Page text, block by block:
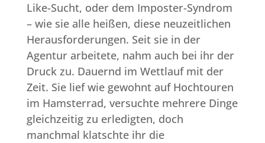
Like-Sucht, oder dem Imposter-Syndrom
– wie sie alle heißen, diese neuzeitlichen
Herausforderungen. Seit sie in der
Agentur arbeitete, nahm auch bei ihr der
Druck zu. Dauernd im Wettlauf mit der
Zeit. Sie lief wie gewohnt auf Hochtouren
im Hamsterrad, versuchte mehrere Dinge
gleichzeitig zu erledigten, doch
manchmal klatschte ihr die